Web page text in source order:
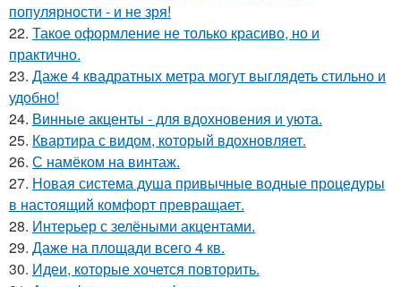
популярности - и не зря!
22. Такое оформление не только красиво, но и
практично.
23. Даже 4 квадратных метра могут выглядеть стильно и
удобно!
24. Винные акценты - для вдохновения и уюта.
25. Квартира с видом, который вдохновляет.
26. С намёком на винтаж.
27. Новая система душа привычные водные процедуры
в настоящий комфорт превращает.
28. Интерьер с зелёными акцентами.
29. Даже на площади всего 4 кв.
30. Идеи, которые хочется повторить.